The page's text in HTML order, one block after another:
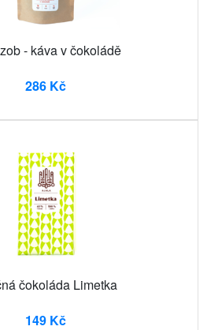
- káva v čokoládě
286 Kč
čokoláda Limetka
149 Kč